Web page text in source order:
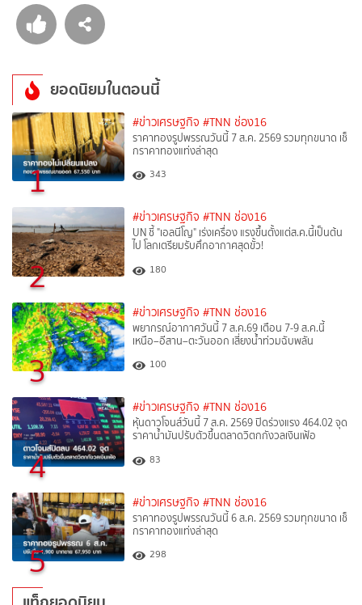
ยอดนิยมในตอนนี้
1
#ข่าวเศรษฐกิจ #TNN ช่อง16
ราคาทองรูปพรรณวันนี้ 7 ส.ค. 2569 รวมทุกขนาด เช็
กราคาทองแท่งล่าสุด
343
2
#ข่าวเศรษฐกิจ #TNN ช่อง16
UN ชี้ "เอลนีโญ" เร่งเครื่อง แรงขึ้นตั้งแต่ส.ค.นี้เป็นต้น
ไป โลกเตรียมรับศึกอากาศสุดขั้ว!
180
3
#ข่าวเศรษฐกิจ #TNN ช่อง16
พยากรณ์อากาศวันนี้ 7 ส.ค.69 เตือน 7-9 ส.ค.นี้
เหนือ–อีสาน–ตะวันออก เสี่ยงน้ำท่วมฉับพลัน
100
4
#ข่าวเศรษฐกิจ #TNN ช่อง16
หุ้นดาวโจนส์วันนี้ 7 ส.ค. 2569 ปิดร่วงแรง 464.02 จุด
ราคาน้ำมันปรับตัวขึ้นตลาดวิตกกังวลเงินเฟ้อ
83
5
#ข่าวเศรษฐกิจ #TNN ช่อง16
ราคาทองรูปพรรณวันนี้ 6 ส.ค. 2569 รวมทุกขนาด เช็
กราคาทองแท่งล่าสุด
298